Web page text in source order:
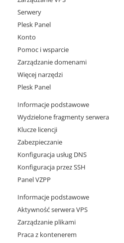
Serwery
Plesk Panel
Konto
Pomoc i wsparcie
Zarządzanie domenami
Więcej narzędzi
Plesk Panel
Informacje podstawowe
Wydzielone fragmenty serwera
Klucze licencji
Zabezpieczanie
Konfiguracja usług DNS
Konfiguracja przez SSH
Panel VZPP
Informacje podstawowe
Aktywność serwera VPS
Zarządzanie plikami
Praca z kontenerem